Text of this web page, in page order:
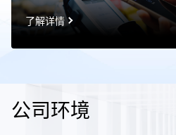
无阻。我们提供一站式的电商解决
案，将业务运营、数据分析、安全
业务顺畅无阻。
了解详情
公司环境